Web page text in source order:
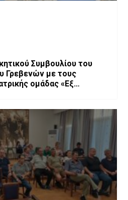
Συμβουλίου του
Γρεβενών με τους
ομάδας «Εξ